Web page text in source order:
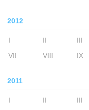
2012
I II III
VII
VIII IX
2011
I II III